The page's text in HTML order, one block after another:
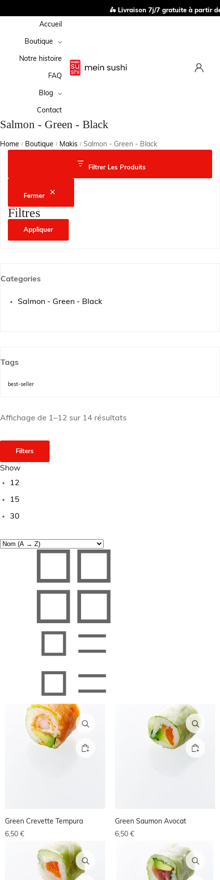
🛵 Livraison 7j/7 gratuite à partir de
Accueil
Boutique
Notre histoire
FAQ
Blog
Contact
Salmon - Green - Black
Home / Boutique / Makis / Salmon - Green - Black
Filtrer Les Produits
Fermer
Filtres
Appliquer
Categories
Salmon - Green - Black
Tags
best-seller
Affichage de 1–12 sur 14 résultats
Filters
Show
12
15
30
Green Crevette Tempura
6,50 €
Green Saumon Avocat
6,50 €